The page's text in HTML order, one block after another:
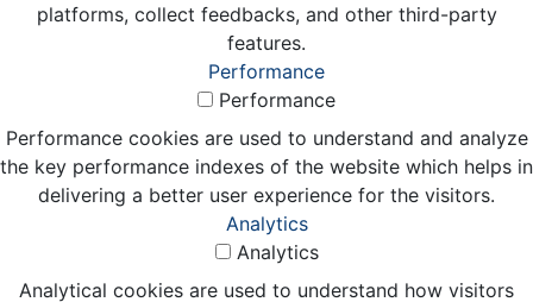
platforms, collect feedbacks, and other third-party
features.
Performance
Performance
Performance cookies are used to understand and analyze
the key performance indexes of the website which helps in
delivering a better user experience for the visitors.
Analytics
Analytics
Analytical cookies are used to understand how visitors